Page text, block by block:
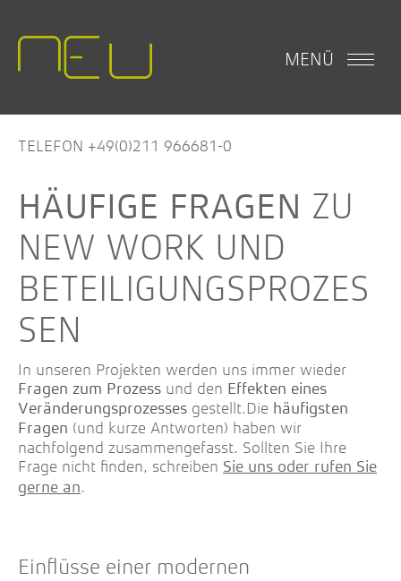
MENÜ
TELEFON +49(0)211 966681-0
HÄUFIGE FRAGEN ZU
NEW WORK UND
BETEILIGUNGSPROZES
SEN
In unseren Projekten werden uns immer wieder
Fragen zum Prozess und den Effekten eines
Veränderungsprozesses gestellt.Die häufigsten
Fragen (und kurze Antworten) haben wir
nachfolgend zusammengefasst. Sollten Sie Ihre
Frage nicht finden, schreiben Sie uns oder rufen Sie
gerne an.
Einflüsse einer modernen